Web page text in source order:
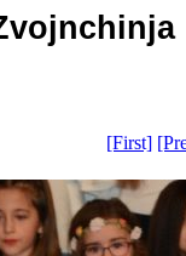
[First]